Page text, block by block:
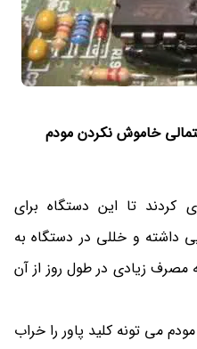
خاموش نکردن مودم
کردند تا این دستگاه برای
داشته و خللی در دستگاه به
مصرف زیادی در طول روز از آن
می تونه کلید پاور را خراب